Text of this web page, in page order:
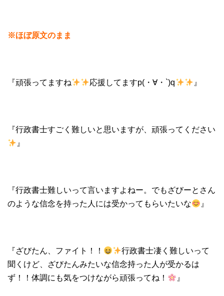
※ほぼ原文のまま
『頑張ってますね 応援してますp(・∀・`)q 』
『行政書士すごく難しいと思いますが、頑張ってください
』
『行政書士難しいって言いますよねー。でもざびーとさん
のような信念を持った人には受かってもらいたいな
』
『ざびたん、ファイト！！
行政書士凄く難しいって
聞くけど、ざびたんみたいな信念持った人が受かるは
ず！！体調にも気をつけながら頑張ってね！
』